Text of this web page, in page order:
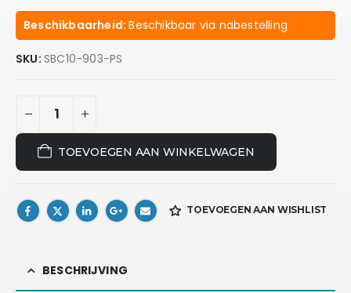
Beschikbaarheid:Beschikbaar via nabestelling
SKU: SBC10-903-PS
TOEVOEGEN AAN WINKELWAGEN
TOEVOEGEN AAN WISHLIST
BESCHRIJVING